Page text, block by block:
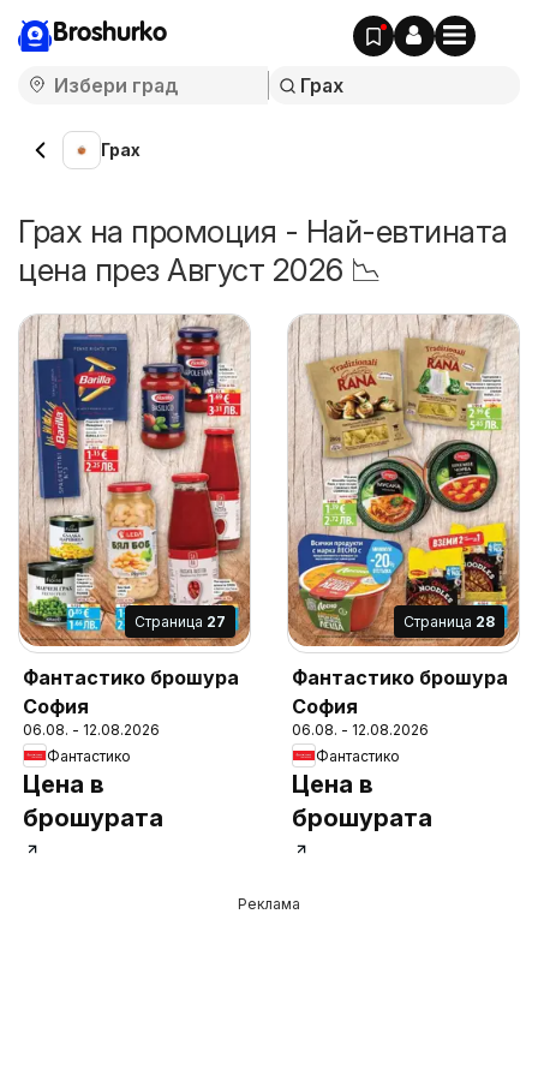
Broshurko
Грах
Грах на промоция - Най-евтината
цена през Август 2026 📉
Cтраница 27
Фантастико брошура
София
06.08. - 12.08.2026
Фантастико
Цена в
брошурата
Cтраница 28
Фантастико брошура
София
06.08. - 12.08.2026
Фантастико
Цена в
брошурата
Реклама